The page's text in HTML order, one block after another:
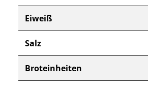
Eiweiß
Salz
Broteinheiten